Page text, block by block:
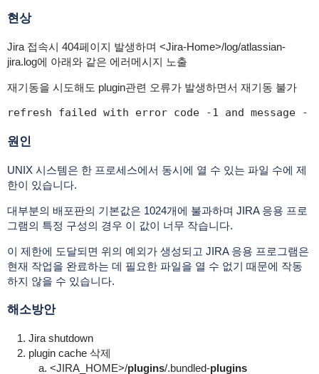
현상
Jira 접속시 404페이지 발생하며 <Jira-Home>/log/atlassian-
jira.log에 아래와 같은 에러메시지 노출
재기동을 시도해도 plugin관련 오류가 발생하면서 재기동 불가
refresh failed with error code -1 and message -
원인
UNIX 시스템은 한 프로세스에서 동시에 열 수 있는 파일 수에 제
한이 있습니다.
대부분의 배포판의 기본값은 1024개에 불과하며 JIRA 응용 프로
그램의 특정 구성의 경우 이 값이 너무 작습니다.
이 제한에 도달되면 위의 예외가 생성되고 JIRA 응용 프로그램은
현재 작업을 완료하는 데 필요한 파일을 열 수 없기 때문에 작동
하지 않을 수 있습니다.
해소방안
Jira shutdown
plugin cache 삭제
<JIRA_HOME>/plugins/.bundled-plugins